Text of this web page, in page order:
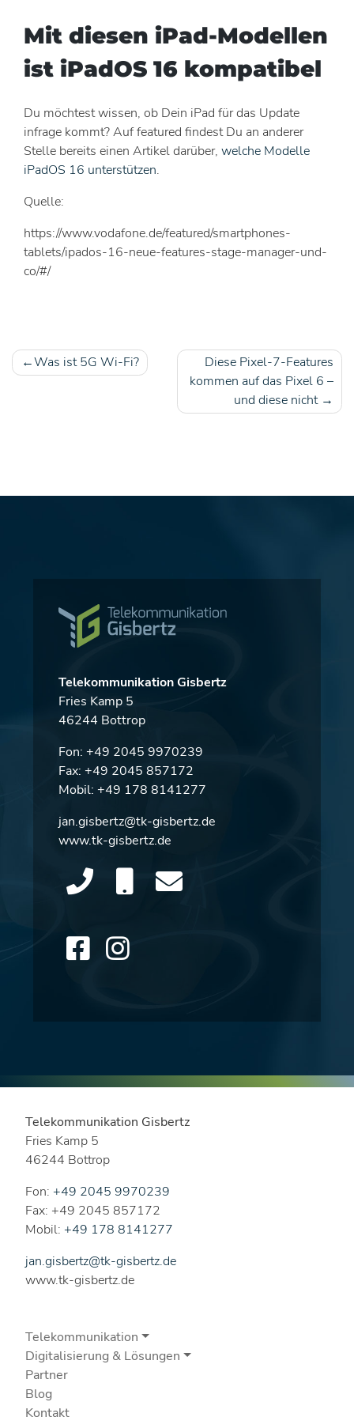
Mit diesen iPad-Modellen
ist iPadOS 16 kompatibel
Du möchtest wissen, ob Dein iPad für das Update
infrage kommt? Auf featured findest Du an anderer
Stelle bereits einen Artikel darüber, welche Modelle
iPadOS 16 unterstützen.
Quelle:
https://www.vodafone.de/featured/smartphones-
tablets/ipados-16-neue-features-stage-manager-und-
co/#/
Beitragsnavigation
Was ist 5G Wi-Fi?
Diese Pixel-7-Features
kommen auf das Pixel 6 –
und diese nicht
Telekommunikation Gisbertz
Fries Kamp 5
46244 Bottrop
Fon: +49 2045 9970239
Fax: +49 2045 857172
Mobil: +49 178 8141277
jan.gisbertz@tk-gisbertz.de
www.tk-gisbertz.de
Telekommunikation Gisbertz
Fries Kamp 5
46244 Bottrop
Fon: +49 2045 9970239
Fax: +49 2045 857172
Mobil: +49 178 8141277
jan.gisbertz@tk-gisbertz.de
www.tk-gisbertz.de
Telekommunikation
Digitalisierung & Lösungen
Partner
Blog
Kontakt